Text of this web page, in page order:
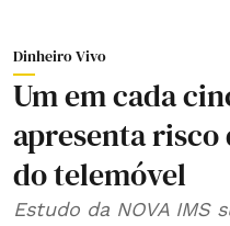
Dinheiro Vivo
Um em cada
apresenta risco
do telemóvel
Estudo da NOVA IMS